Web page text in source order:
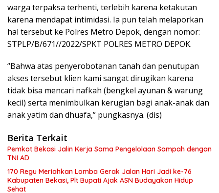
warga terpaksa terhenti, terlebih karena ketakutan
karena mendapat intimidasi. Ia pun telah melaporkan
hal tersebut ke Polres Metro Depok, dengan nomor:
STPLP/B/671//2022/SPKT POLRES METRO DEPOK.
“Bahwa atas penyerobotanan tanah dan penutupan
akses tersebut klien kami sangat dirugikan karena
tidak bisa mencari nafkah (bengkel ayunan & warung
kecil) serta menimbulkan kerugian bagi anak-anak dan
anak yatim dan dhuafa,” pungkasnya. (dis)
Berita Terkait
Pemkot Bekasi Jalin Kerja Sama Pengelolaan Sampah dengan
TNI AD
170 Regu Meriahkan Lomba Gerak Jalan Hari Jadi ke-76
Kabupaten Bekasi, Plt Bupati Ajak ASN Budayakan Hidup
Sehat